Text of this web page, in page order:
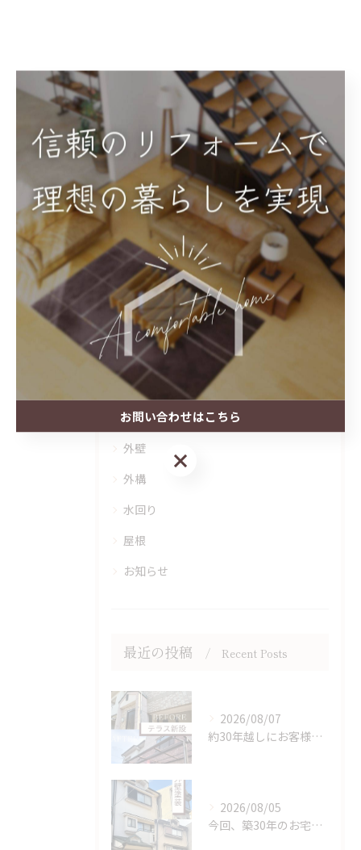
< 前のページ 一覧に戻る 次のページ >
関連タグ
#リフォーム
カテゴリー Categories
全てのカテゴリー
内装
外壁
外構
水回り
屋根
お知らせ
最近の投稿 Recent Posts
2026/08/07
約30年越しにお客様の夢だったテラス屋根を新設。
2026/08/05
今回、築30年のお宅で初の補修と塗装を行ないました。
お問い合わせはこちら
お問い合わせはこちら